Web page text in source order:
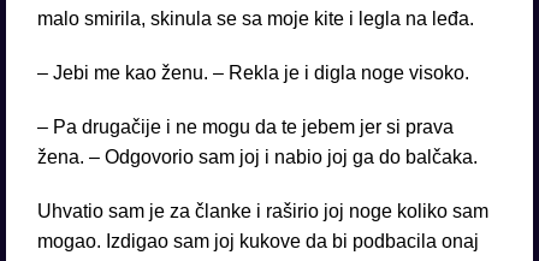
malo smirila, skinula se sa moje kite i legla na leđa.
– Jebi me kao ženu. – Rekla je i digla noge visoko.
– Pa drugačije i ne mogu da te jebem jer si prava
žena. – Odgovorio sam joj i nabio joj ga do balčaka.
Uhvatio sam je za članke i raširio joj noge koliko sam
mogao. Izdigao sam joj kukove da bi podbacila onaj